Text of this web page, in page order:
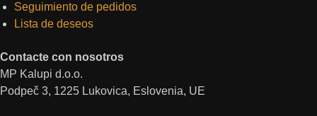
Seguimiento de pedidos
Lista de deseos
Contacte con nosotros
MP Kalupi d.o.o.
Podpeč 3, 1225 Lukovica, Eslovenia, UE